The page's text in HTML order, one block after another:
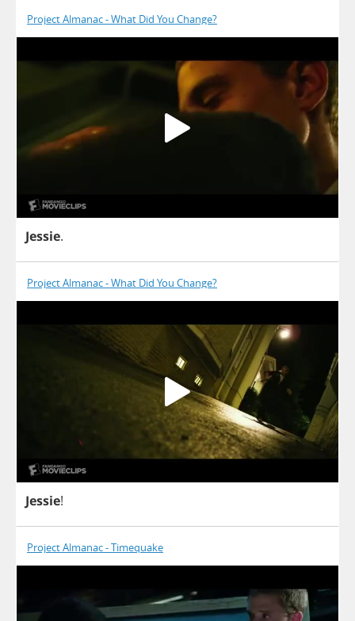
Project Almanac - What Did You Change?
Jessie.
Project Almanac - What Did You Change?
Jessie!
Project Almanac - Timequake